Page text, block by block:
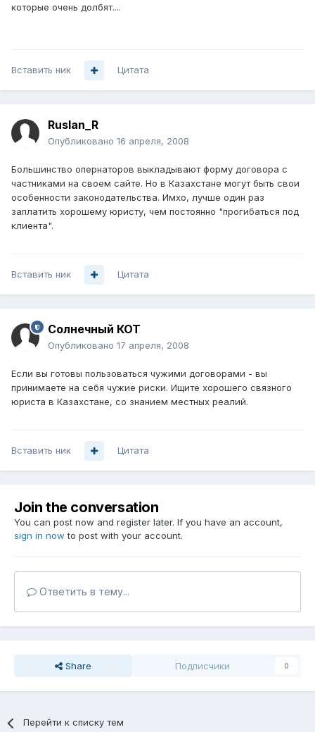
которые очень долбят....
Вставить ник Цитата
Ruslan_R
Опубликовано 16 апреля, 2008
Большинство опернаторов выкладывают форму договора с
частниками на своем сайте. Но в Казахстане могут быть свои
особенности законодательства. Имхо, лучше один раз
заплатить хорошему юристу, чем постоянно "прогибаться под
клиента".
Вставить ник Цитата
Солнечный КОТ
Опубликовано 17 апреля, 2008
Если вы готовы пользоваться чужими договорами - вы
принимаете на себя чужие риски. Ищите хорошего связного
юриста в Казахстане, со знанием местных реалий.
Вставить ник Цитата
Join the conversation
You can post now and register later. If you have an account,
sign in now to post with your account.
Ответить в тему...
Share Подписчики 0
Перейти к списку тем